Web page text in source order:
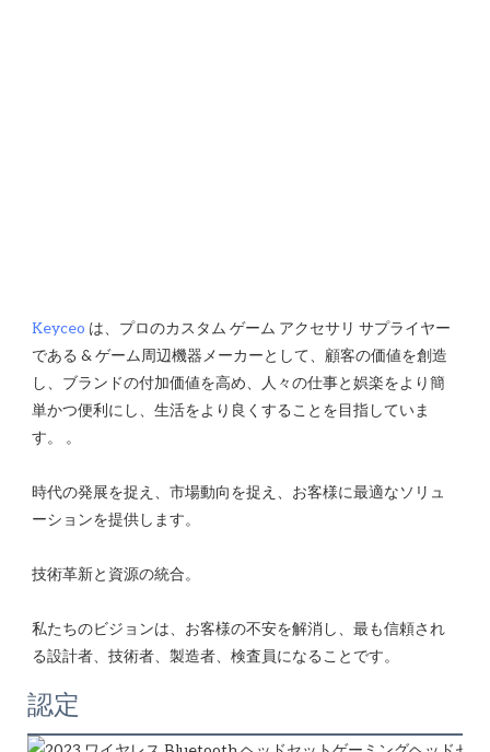
Keyceo は、プロのカスタム ゲーム アクセサリ サプライヤー
である & ゲーム周辺機器メーカーとして、顧客の価値を創造
し、ブランドの付加価値を高め、人々の仕事と娯楽をより簡
単かつ便利にし、生活をより良くすることを目指していま
時代の発展を捉え、市場動向を捉え、お客様に最適なソリュ
私たちのビジョンは、お客様の不安を解消し、最も信頼され
認定